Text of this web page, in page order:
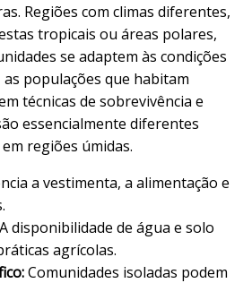
Regiões com climas diferentes,
tropicais ou áreas polares,
se adaptem às condições
as populações que habitam
técnicas de sobrevivência e
essencialmente diferentes
regiões úmidas.
a vestimenta, a alimentação e
A disponibilidade de água e solo
agrícolas.
Comunidades isoladas podem